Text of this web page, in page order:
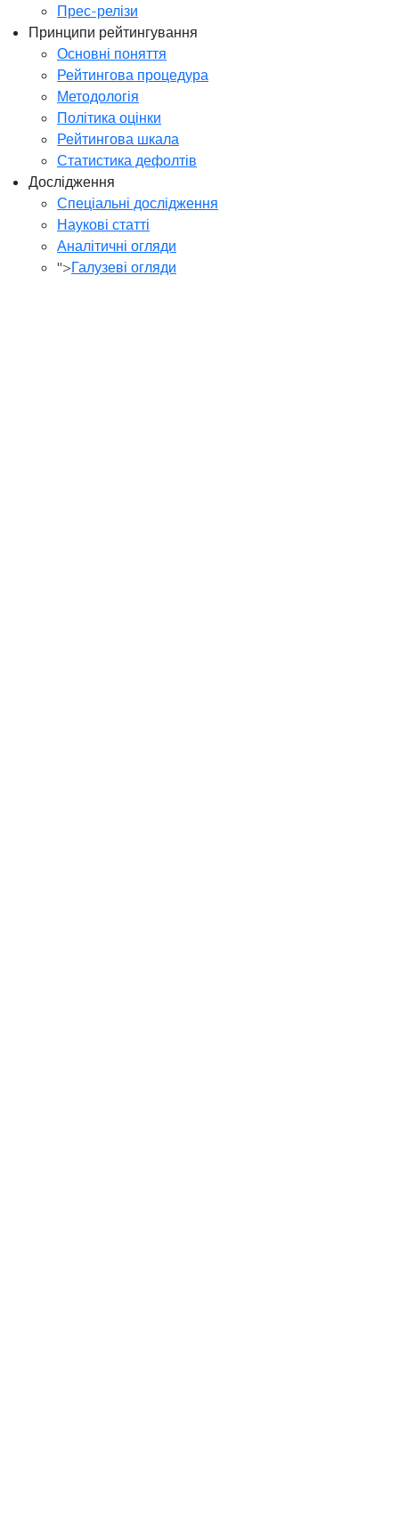
Прес-релізи
Принципи рейтингування
Основні поняття
Рейтингова процедура
Методологія
Політика оцінки
Рейтингова шкала
Статистика дефолтів
Дослідження
Спеціальні дослідження
Наукові статті
Аналітичні огляди
">Галузеві огляди